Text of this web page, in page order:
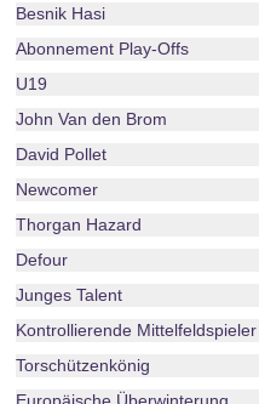
Besnik Hasi
Abonnement Play-Offs
U19
John Van den Brom
David Pollet
Newcomer
Thorgan Hazard
Defour
Junges Talent
Kontrollierende Mittelfeldspieler
Torschützenkönig